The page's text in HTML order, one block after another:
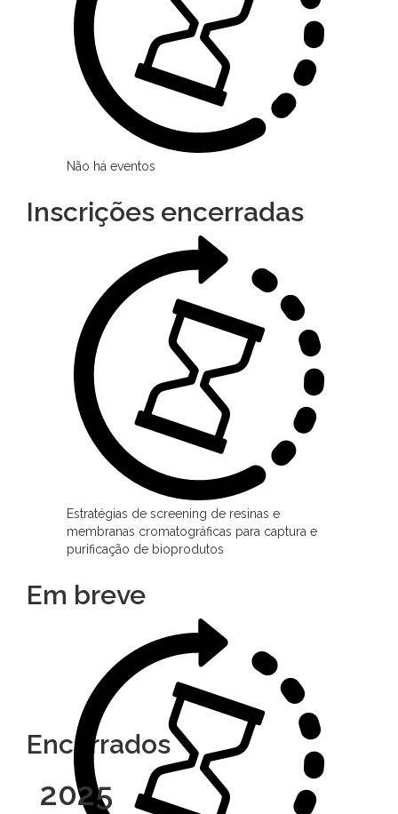
Não há eventos
Inscrições encerradas
Estratégias de screening de resinas e
membranas cromatográficas para captura e
purificação de bioprodutos
Em breve
Encerrados
2025